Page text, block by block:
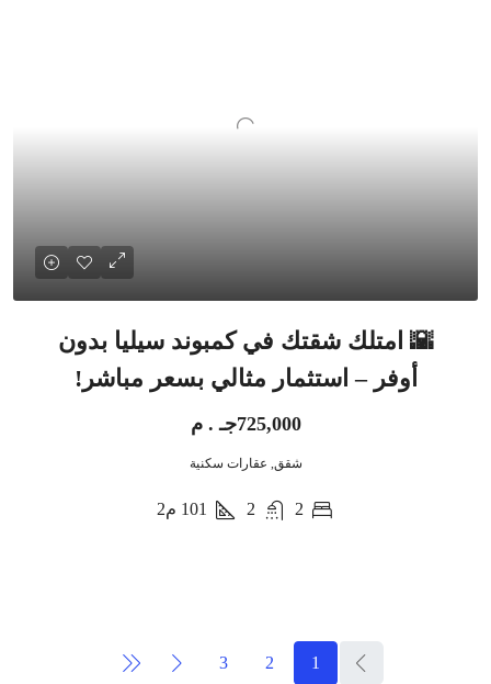
🌇 امتلك شقتك في كمبوند سيليا بدون
أوفر – استثمار مثالي بسعر مباشر!
725,000جـ . م
شقق, عقارات سكنية
2
2
101 م2
1
2
3